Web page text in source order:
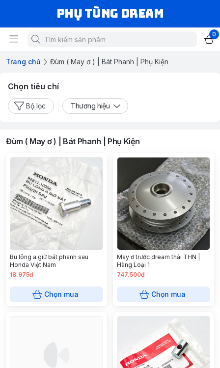
Phụ Tùng Dream
0
Trang chủ Đùm ( May ơ ) | Bát Phanh | Phụ Kiện
Chọn tiêu chí
Bộ lọc Thương hiệu
Đùm ( May ơ ) | Bát Phanh | Phụ Kiện
Bu lông a giữ bát phanh sau
Honda Việt Nam
18.975đ
Chọn mua
May ơ trước dream thái THN |
Hàng Loại 1
747.500đ
Chọn mua